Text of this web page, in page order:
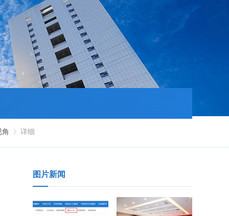
 详细
图片新闻